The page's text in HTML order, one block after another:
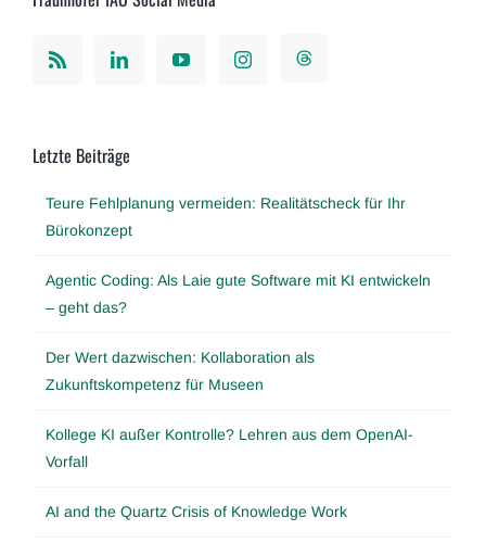
Letzte Beiträge
Teure Fehlplanung vermeiden: Realitätscheck für Ihr
Bürokonzept
Agentic Coding: Als Laie gute Software mit KI entwickeln
– geht das?
Der Wert dazwischen: Kollaboration als
Zukunftskompetenz für Museen
Kollege KI außer Kontrolle? Lehren aus dem OpenAI-
Vorfall
AI and the Quartz Crisis of Knowledge Work